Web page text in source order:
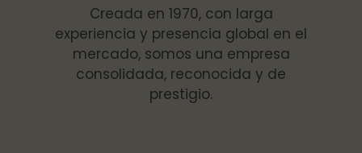
Creada en 1970, con larga
experiencia y presencia global en el
mercado, somos una empresa
consolidada, reconocida y de
prestigio.